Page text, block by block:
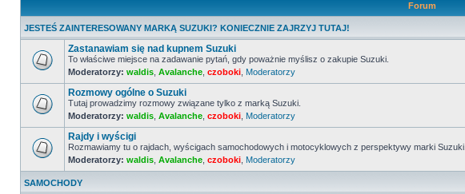
Forum
JESTEŚ ZAINTERESOWANY MARKĄ SUZUKI? KONIECZNIE ZAJRZYJ TUTAJ!
Nie
ma
nieprzeczytanych
postów
Zastanawiam się nad kupnem Suzuki
To właściwe miejsce na zadawanie pytań, gdy poważnie myślisz o zakupie Suzuki.
Moderatorzy: waldis Avalanche czoboki Moderatorzy
Nie
ma
nieprzeczytanych
postów
Rozmowy ogólne o Suzuki
Tutaj prowadzimy rozmowy związane tylko z marką Suzuki.
Moderatorzy: waldis Avalanche czoboki Moderatorzy
Nie
ma
nieprzeczytanych
postów
Rajdy i wyścigi
Rozmawiamy tu o rajdach, wyścigach samochodowych i motocyklowych z perspektywy marki Suzuki.
Moderatorzy: waldis Avalanche czoboki Moderatorzy
SAMOCHODY